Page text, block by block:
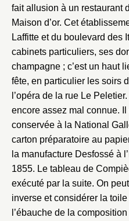
fait allusion à un restaurant
Maison d’or. Cet
Laffitte et du boulevard des
cabinets particuliers, ses
champagne ; c’est un haut
fête, en particulier les soirs
l’opéra de la rue Le
encore assez mal connue.
conservée à la National
carton préparatoire au
la manufacture Desfossé à
1855. Le tableau de
exécuté par la suite. On
inverse et considérer la
l’ébauche de la